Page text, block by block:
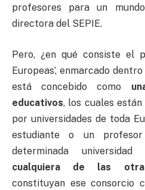
profesores para un
directora del SEPIE.
Pero, ¿en qué consiste el
Europeas’, enmarcado
está concebido como
educativos, los cuales
por universidades de toda
estudiante o un
determinada universidad
cualquiera de las
constituyan ese consorcio